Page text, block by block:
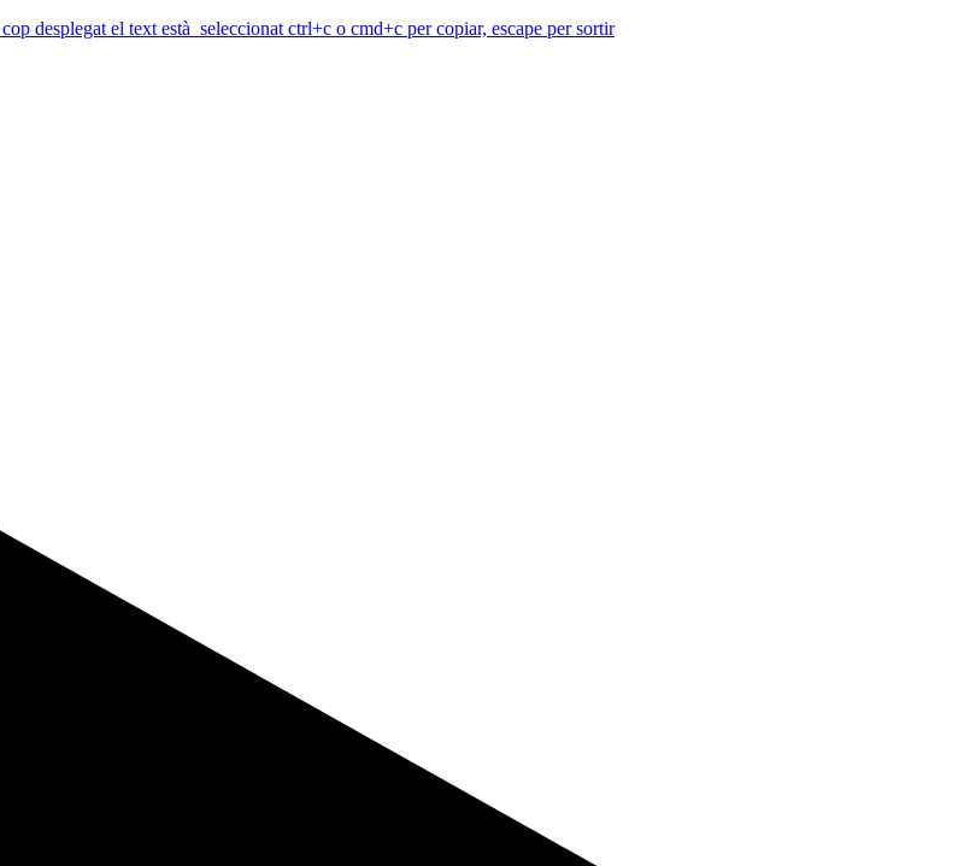
desplegat el text està seleccionat ctrl+c o cmd+c per copiar, escape per sortir